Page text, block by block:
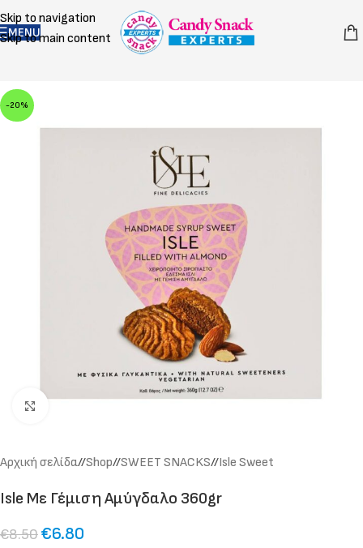
Skip to navigation
Skip to main content
MENU
-20%
Αρχική σελίδα/ Shop/ SWEET SNACKS/ Isle Sweet
Isle Με Γέμιση Αμύγδαλο 360gr
€8.50€6.80